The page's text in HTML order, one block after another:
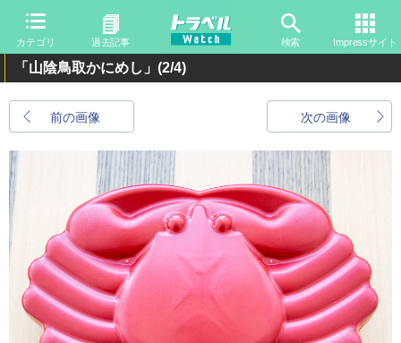
カテゴリ 過去記事 検索 Impressサイト
「山陰鳥取かにめし」 (2/4)
前の画像 次の画像